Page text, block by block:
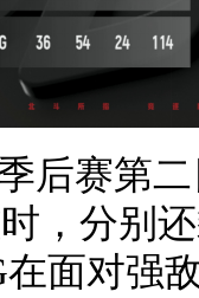
后赛第
，分别
在面对强